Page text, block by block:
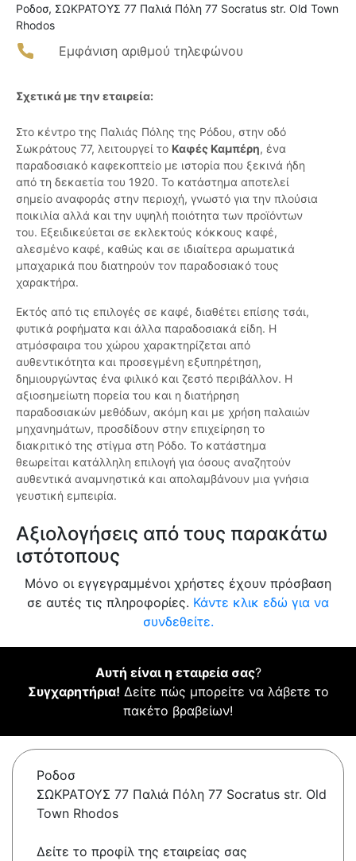
Ροδοσ, ΣΩΚΡΑΤΟΥΣ 77 Παλιά Πόλη 77 Socratus str. Old Town
Rhodos
Εμφάνιση αριθμού τηλεφώνου
Σχετικά με την εταιρεία:
Στο κέντρο της Παλιάς Πόλης της Ρόδου, στην οδό
Σωκράτους 77, λειτουργεί το Καφές Καμπέρη, ένα
παραδοσιακό καφεκοπτείο με ιστορία που ξεκινά ήδη
από τη δεκαετία του 1920. Το κατάστημα αποτελεί
σημείο αναφοράς στην περιοχή, γνωστό για την πλούσια
ποικιλία αλλά και την υψηλή ποιότητα των προϊόντων
του. Εξειδικεύεται σε εκλεκτούς κόκκους καφέ,
αλεσμένο καφέ, καθώς και σε ιδιαίτερα αρωματικά
μπαχαρικά που διατηρούν τον παραδοσιακό τους
χαρακτήρα.
Εκτός από τις επιλογές σε καφέ, διαθέτει επίσης τσάι,
φυτικά ροφήματα και άλλα παραδοσιακά είδη. Η
ατμόσφαιρα του χώρου χαρακτηρίζεται από
αυθεντικότητα και προσεγμένη εξυπηρέτηση,
δημιουργώντας ένα φιλικό και ζεστό περιβάλλον. Η
αξιοσημείωτη πορεία του και η διατήρηση
παραδοσιακών μεθόδων, ακόμη και με χρήση παλαιών
μηχανημάτων, προσδίδουν στην επιχείρηση το
διακριτικό της στίγμα στη Ρόδο. Το κατάστημα
θεωρείται κατάλληλη επιλογή για όσους αναζητούν
αυθεντικά αναμνηστικά και απολαμβάνουν μια γνήσια
γευστική εμπειρία.
Αξιολογήσεις από τους παρακάτω
ιστότοπους
Μόνο οι εγγεγραμμένοι χρήστες έχουν πρόσβαση
σε αυτές τις πληροφορίες. Κάντε κλικ εδώ για να
συνδεθείτε.
Αυτή είναι η εταιρεία σας?
Συγχαρητήρια! Δείτε πώς μπορείτε να λάβετε το
πακέτο βραβείων!
Ροδοσ
ΣΩΚΡΑΤΟΥΣ 77 Παλιά Πόλη 77 Socratus str. Old
Town Rhodos
Δείτε το προφίλ της εταιρείας σας